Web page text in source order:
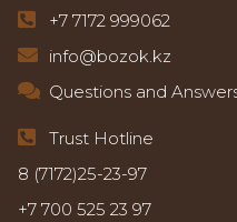
+7 7172 999062
info@bozok.kz
Questions and
Trust Hotline
8 (7172)25-23-97
+7 700 525 23 97